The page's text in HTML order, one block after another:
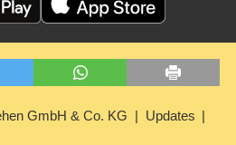
GmbH & Co. KG Updates